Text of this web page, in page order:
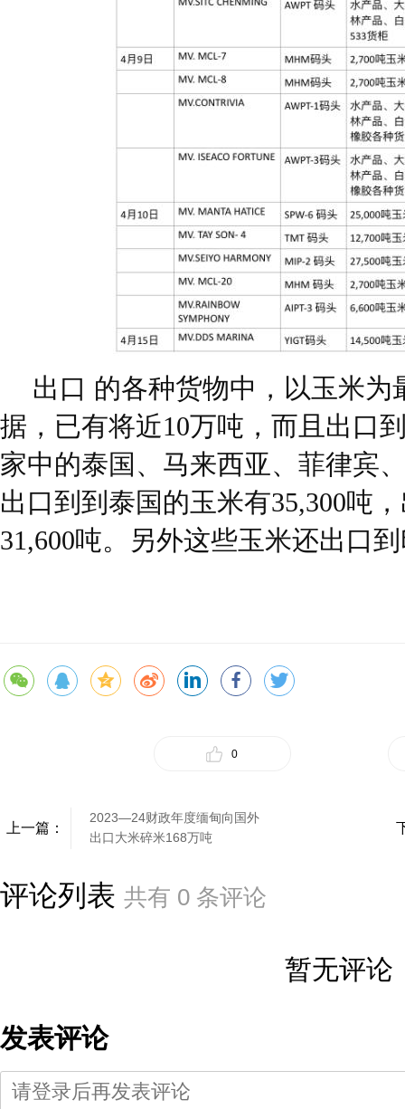
出口 的各种货物中，以玉米
据，已有将近10万吨，而且出口
家中的泰国、马来西亚、菲律宾
出口到到泰国的玉米有35,300吨
31,600吨。另外这些玉米还出口
0
上一篇：
2023—24财政年度缅甸向国外
出口大米碎米168万吨
评论列表 共有 0 条评论
暂无评论
发表评论